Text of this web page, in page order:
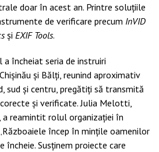
doar în acest an. Printre soluțiile
de verificare precum InVID
și EXIF Tools.
a încheiat seria de instruiri
și Bălți, reunind aproximativ
sud și centru, pregătiți să transmită
și verificate. Julia Melotti,
a reamintit rolul organizației în
încep în mințile oamenilor
Susținem proiecte care